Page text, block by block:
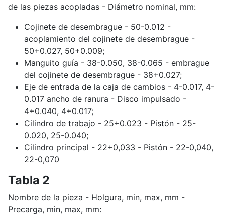
de las piezas acopladas - Diámetro nominal, mm:
Cojinete de desembrague - 50-0.012 -
acoplamiento del cojinete de desembrague -
50+0.027, 50+0.009;
Manguito guía - 38-0.050, 38-0.065 - embrague
del cojinete de desembrague - 38+0.027;
Eje de entrada de la caja de cambios - 4-0.017, 4-
0.017 ancho de ranura - Disco impulsado -
4+0.040, 4+0.017;
Cilindro de trabajo - 25+0.023 - Pistón - 25-
0.020, 25-0.040;
Cilindro principal - 22+0,033 - Pistón - 22-0,040,
22-0,070
Tabla 2
Nombre de la pieza - Holgura, min, max, mm -
Precarga, min, max, mm: